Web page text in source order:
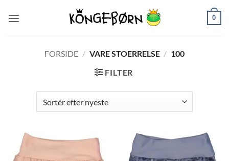
0
FORSIDE / VARE STOERRELSE / 100
FILTER